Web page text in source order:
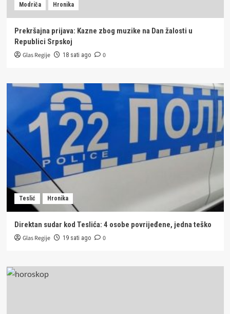
Modriča Hronika
Prekršajna prijava: Kazne zbog muzike na Dan žalosti u
Republici Srpskoj
Glas Regije 18 sati ago 0
Teslić Hronika
Direktan sudar kod Teslića: 4 osobe povrijeđene, jedna teško
Glas Regije 19 sati ago 0